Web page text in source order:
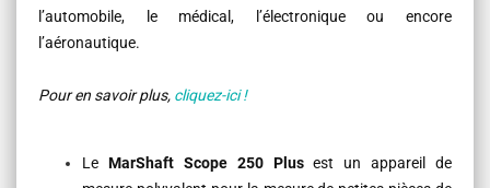
l’automobile, le médical, l’électronique ou encore
l’aéronautique.
Pour en savoir plus, cliquez-ici !
Le MarShaft Scope 250 Plusest un appareil de